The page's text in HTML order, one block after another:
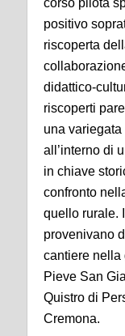
corso pilota
positivo
riscoperta
didattico-
riscoperti
una variegata
all’interno di
in chiave
confronto
quello rurale.
provenivano
cantiere nella
Pieve San
Quistro di
Cremona.